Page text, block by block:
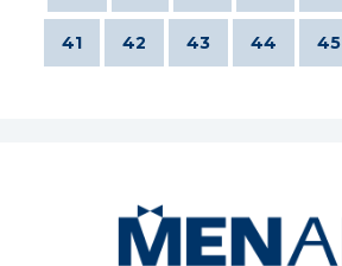
41 42 43 44 45